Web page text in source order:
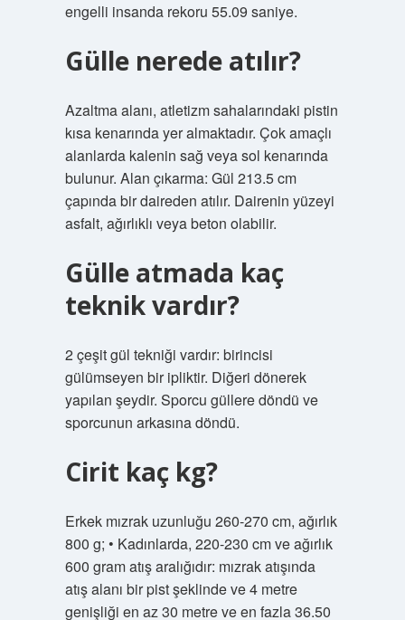
engelli insanda rekoru 55.09 saniye.
Gülle nerede atılır?
Azaltma alanı, atletizm sahalarındaki pistin
kısa kenarında yer almaktadır. Çok amaçlı
alanlarda kalenin sağ veya sol kenarında
bulunur. Alan çıkarma: Gül 213.5 cm
çapında bir daireden atılır. Dairenin yüzeyi
asfalt, ağırlıklı veya beton olabilir.
Gülle atmada kaç
teknik vardır?
2 çeşit gül tekniği vardır: birincisi
gülümseyen bir ipliktir. Diğeri dönerek
yapılan şeydir. Sporcu güllere döndü ve
sporcunun arkasına döndü.
Cirit kaç kg?
Erkek mızrak uzunluğu 260-270 cm, ağırlık
800 g; • Kadınlarda, 220-230 cm ve ağırlık
600 gram atış aralığıdır: mızrak atışında
atış alanı bir pist şeklinde ve 4 metre
genişliği en az 30 metre ve en fazla 36.50